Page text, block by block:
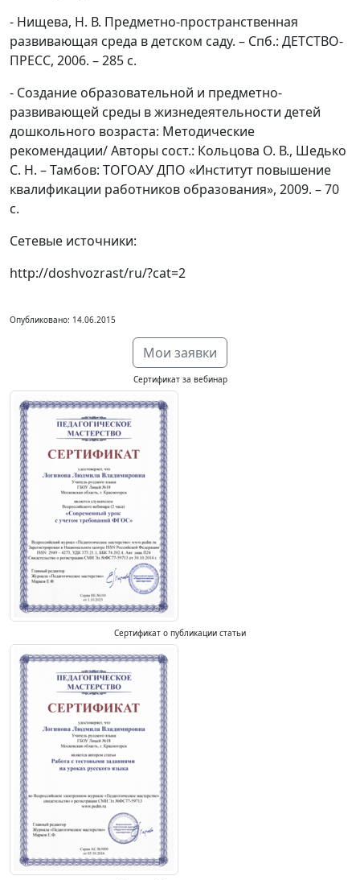
- Нищева, Н. В. Предметно-пространственная
развивающая среда в детском саду. – Спб.: ДЕТСТВО-
ПРЕСС, 2006. – 285 с.
- Создание образовательной и предметно-
развивающей среды в жизнедеятельности детей
дошкольного возраста: Методические
рекомендации/ Авторы сост.: Кольцова О. В., Шедько
С. Н. – Тамбов: ТОГОАУ ДПО «Институт повышение
квалификации работников образования», 2009. – 70
с.
Сетевые источники:
http://doshvozrast/ru/?cat=2
Опубликовано: 14.06.2015
Мои заявки
Сертификат за вебинар
Сертификат о публикации статьи